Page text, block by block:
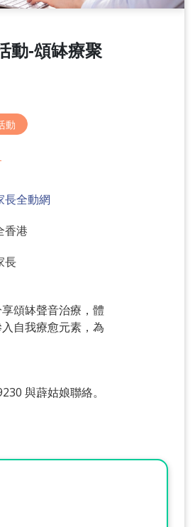
動-頌缽療聚
動
長全動網
香港
長
頌缽聲音治療，體
自我療愈元素，為
與薜姑娘聯絡。